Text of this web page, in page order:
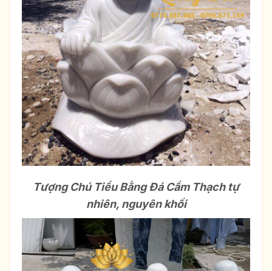
Tượng Chú Tiểu Bằng Đá Cẩm Thạch tự
nhiên, nguyên khối